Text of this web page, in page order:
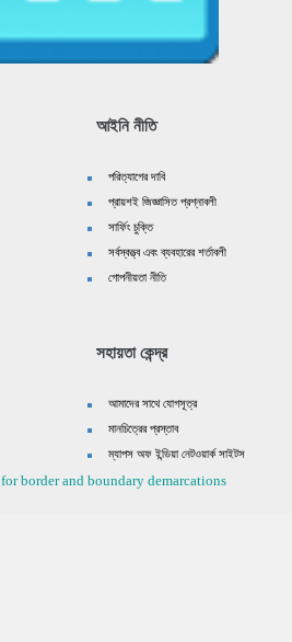
আইনি নীতি
পরিত্যাগের দাবি
প্রায়শই জিজ্ঞাসিত প্রশ্নাবলী
সার্ফিং চুক্তি
সর্বস্বত্ত্ব এবং ব্যবহারের শর্তাবলী
গোপনীয়তা নীতি
সহায়তা কেন্দ্র
আমাদের সাথে যোগসূত্র
মানচিত্রের প্রস্তাব
ম্যাপস অফ ইন্ডিয়া নেটওয়ার্ক সাইটস
for border and boundary demarcations